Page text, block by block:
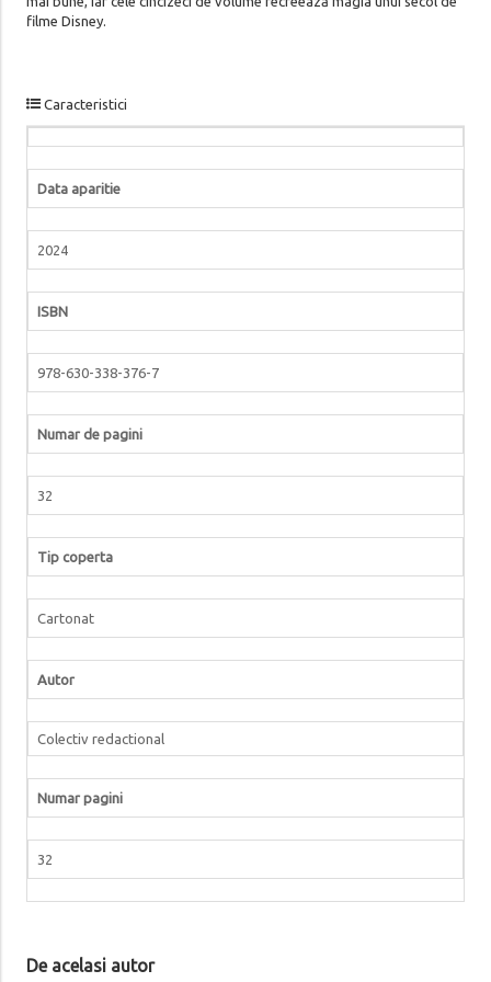
filme Disney.
Caracteristici
Data aparitie
2024
ISBN
978-630-338-376-7
Numar de pagini
32
Tip coperta
Cartonat
Autor
Colectiv redactional
Numar pagini
32
De acelasi autor